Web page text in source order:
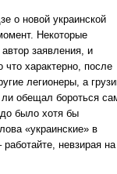
о новой украинской
Некоторые
заявления, и
что характерно, после
легионеры, а
обещал бороться
было хотя бы
«украинские» в
невзирая на